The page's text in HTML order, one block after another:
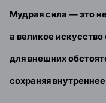
Мудрая сила — это
а великое
для внешних
сохраняя